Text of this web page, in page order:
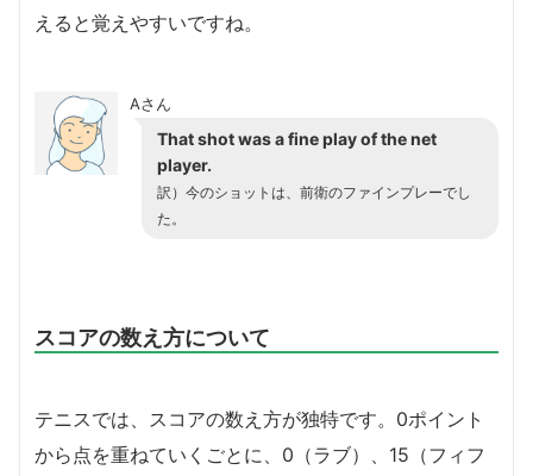
えると覚えやすいですね。
Aさん
That shot was a fine play of the net
player.
訳）今のショットは、前衛のファインプレーでし
た。
スコアの数え方について
テニスでは、スコアの数え方が独特です。0ポイント
から点を重ねていくごとに、0（ラブ）、15（フィフ